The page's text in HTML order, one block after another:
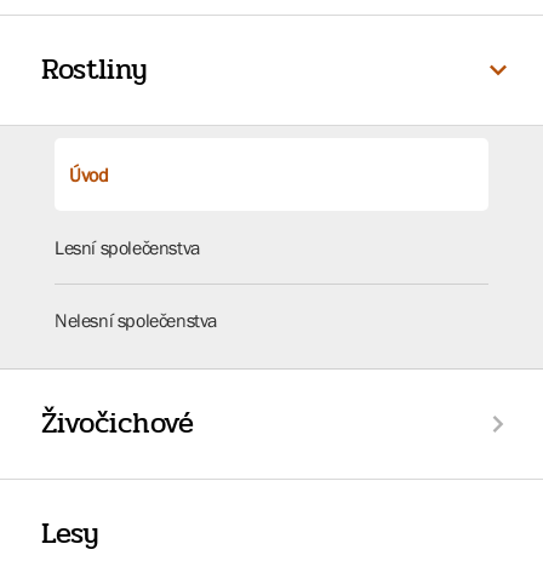
Rostliny
Úvod
Lesní společenstva
Nelesní společenstva
Živočichové
Lesy